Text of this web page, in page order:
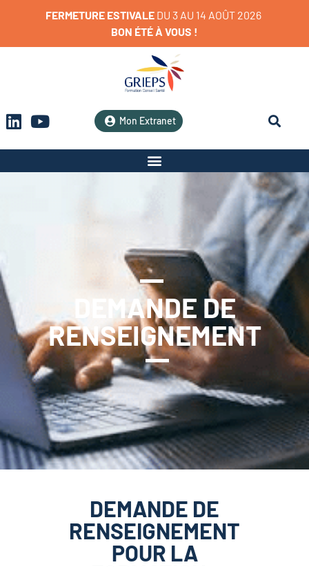
FERMETURE ESTIVALE DU 3 AU 14 AOÛT 2026
BON ÉTÉÀ VOUS !
Mon Extranet
DEMANDE DE
RENSEIGNEMENT
DEMANDE DE
RENSEIGNEMENT
POUR LA